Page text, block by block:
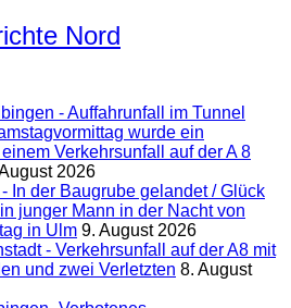
Nord
- Auffahrunfall im Tunnel
wurde ein
Verkehrsunfall auf der A 8
2026
In der Baugrube gelandet / Glück
junger Mann in der Nacht von
in Ulm 9. August 2026
- Verkehrsunfall auf der A8 mit
und zwei Verletzten 8. August